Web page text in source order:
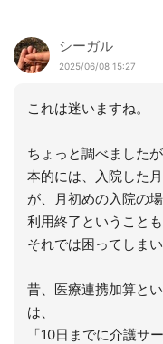
シーガル
2025/06/08 15:27
これは迷いますね。
ちょっと調べました
本的には、入院した
が、月初めの入院の
利用終了ということも
それでは困ってしまい
昔、医療連携加算と
は、
「10日までに介護サ